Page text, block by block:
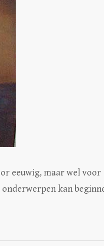
eeuwig, maar wel voor
kan